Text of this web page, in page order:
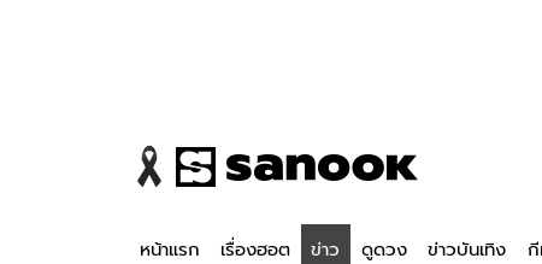
หน้าแรก เรื่องฮอต ข่าว ดูดวง ข่าวบันเทิง